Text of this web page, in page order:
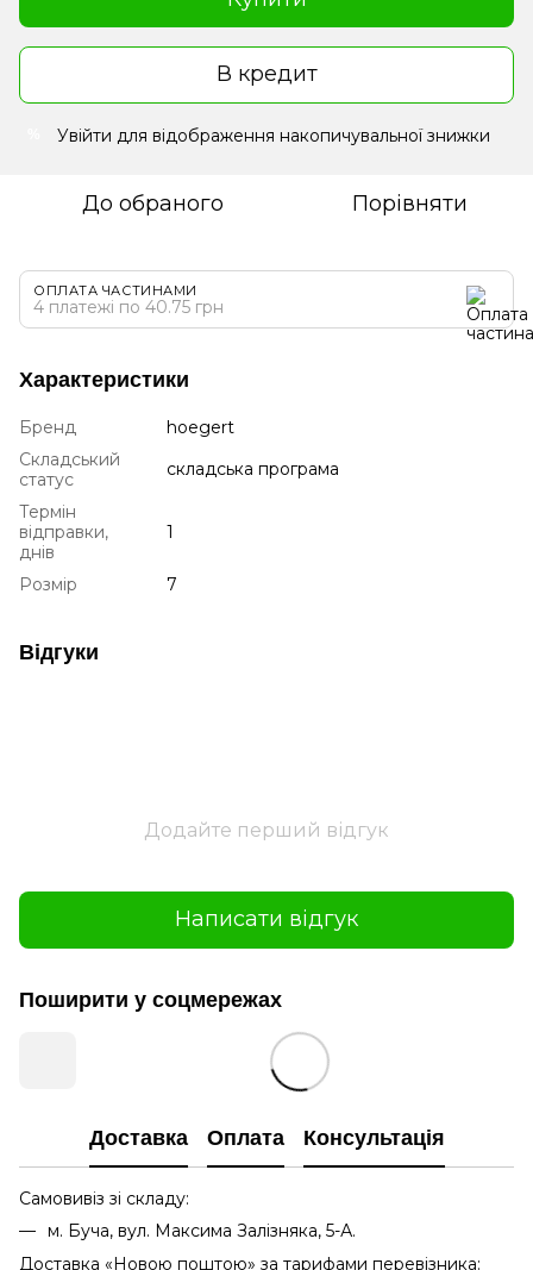
В кредит
Увійти для відображення накопичувальної знижки
До обраного Порівняти
ОПЛАТА ЧАСТИНАМИ
4 платежі по 40.75 грн
Характеристики
Бренд
hoegert
Складський
статус
складська програма
Термін
відправки,
днів
1
Розмір 7
Відгуки
Додайте перший відгук
Написати відгук
Поширити у соцмережах
Доставка Оплата Консультація
Самовивіз зі складу:
м. Буча, вул. Максима Залізняка, 5-А.
Доставка «Новою поштою» за тарифами перевізника: